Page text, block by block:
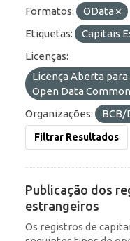
Formatos: OData
Etiquetas:
Capitais
Licenças:
Licença Aberta para
Open Data
Organizações:
BCB/
Filtrar Resultados
Publicação dos
estrangeiros
Os registros de